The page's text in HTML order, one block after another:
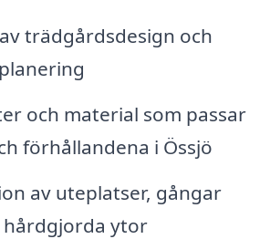
trädgårdsdesign och
och material som passar
förhållandena i Össjö
av uteplatser, gångar
hårdgjorda ytor